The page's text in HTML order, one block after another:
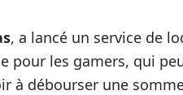
, a lancé un service de
pour les gamers, qui
à débourser une